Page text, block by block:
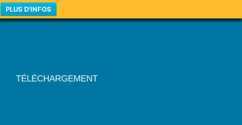
PLUS D'INFOS
TÉLÉCHARGEMENT